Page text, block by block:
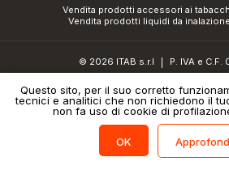
Vendita prodotti accessori ai
Vendita prodotti liquidi da
© 2026 ITAB s.r.l
P. IVA e C.F.
Informativa sulla privacy e cookie
Questo sito, per il suo corretto
tecnici e analitici che non richiedono il
non fa uso di cookie di
OK